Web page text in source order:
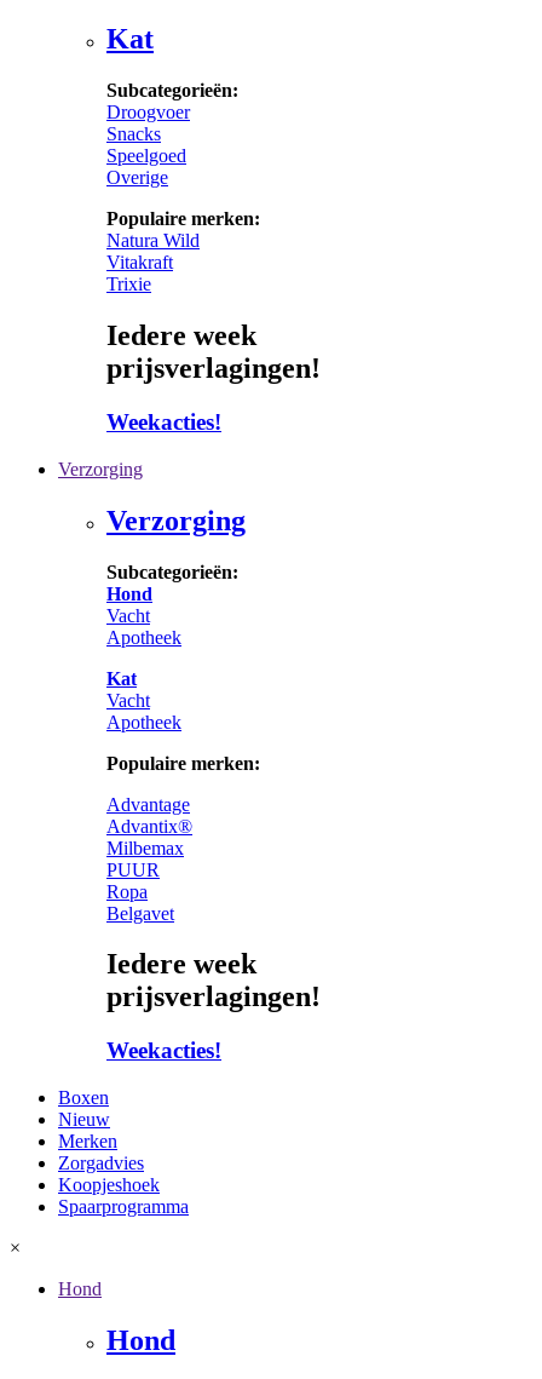
Kat
Subcategorieën:
Droogvoer
Snacks
Speelgoed
Overige
Populaire merken:
Natura Wild
Vitakraft
Trixie
Iedere week
prijsverlagingen!
Weekacties!
Verzorging
Verzorging
Subcategorieën:
Hond
Vacht
Apotheek
Kat
Vacht
Apotheek
Populaire merken:
Advantage
Advantix®
Milbemax
PUUR
Ropa
Belgavet
Iedere week
prijsverlagingen!
Weekacties!
Boxen
Nieuw
Merken
Zorgadvies
Koopjeshoek
Spaarprogramma
×
Hond
Hond